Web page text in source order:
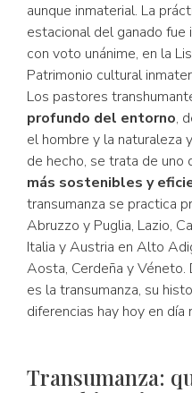
aunque inmaterial. La
estacional del ganado fue
con voto unánime, en la
Patrimonio cultural
Los pastores
profundo del entorno,
el hombre y la naturaleza
de hecho, se trata de uno
más sostenibles y
transumanza se practica
Abruzzo y Puglia, Lazio,
Italia y Austria en Alto
Aosta, Cerdeña y
es la transumanza, su
diferencias hay hoy en
Transumanza: